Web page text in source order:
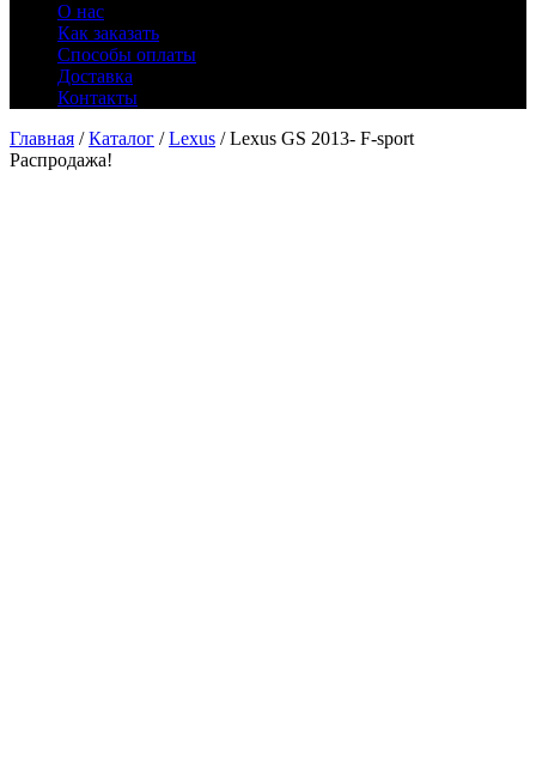
О нас
Как заказать
Способы оплаты
Доставка
Контакты
Главная /Каталог /Lexus / Lexus GS 2013- F-sport
Распродажа!